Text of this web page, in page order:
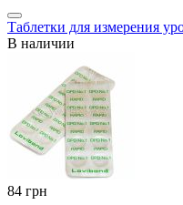
Таблетки для измерения
В наличии
‍84‍ грн